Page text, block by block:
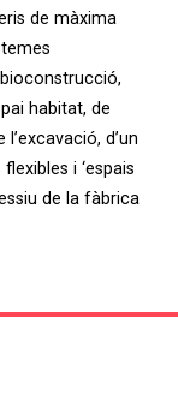
de màxima
habitat, de
d’un
i ‘espais
de la fàbrica